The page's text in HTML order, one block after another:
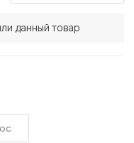
данный товар